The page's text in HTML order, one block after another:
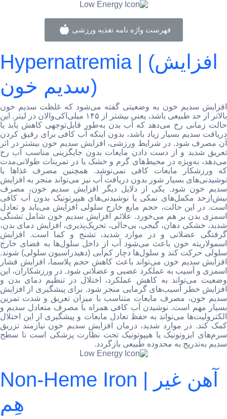
فهرست واژه نامه تغذیه ورزشی
Hypernatremia | (افزایش
سدیم خون)
افزایش سدیم خون به وضعیتی گفته می‌شود که غلظت سدیم خون
بالاتر از حد طبیعی باشد، یعنی بیشتر از ۱۴۵ میلی‌اکی‌والان در لیتر. این
حالت زمانی رخ می‌دهد که آب بدن به‌طور قابل‌توجهی کاهش یابد یا
دریافت سدیم بسیار زیاد باشد، بدون اینکه آب کافی برای رقیق کردن
آن مصرف شود. در شرایط ورزشی، افزایش سدیم خون بیشتر در اثر
تعریق شدید و از دست دادن مایعات بدون جایگزینی مناسب آب رخ
می‌دهد، به‌ویژه در محیط‌های گرم و خشک یا در تمرینات طولانی‌مدت
که ورزشکار مایعات کافی نمی‌نوشد. همچنین مصرف غذاها یا
نوشیدنی‌های بسیار شور بدون دریافت آب نیز می‌تواند منجر به افزایش
سدیم خون شود. یکی از دلایل دیگر افزایش سدیم خون، مصرف
بیش‌ازحد مکمل‌های نمکی یا نوشیدنی‌های هیپرتونیک بدون آب کافی
است. در این حالت، حجم مایع خارج سلولی افزایش می‌یابد و تعادل
اسمزی بدن بر هم می‌خورد. علائم افزایش سدیم خون شامل تشنگی
شدید، خشکی دهان، گیجی، بی‌حالی، تحریک‌پذیری، افزایش دمای بدن،
گرفتگی عضلانی و در موارد شدید، تشنج و کما است. افزایش
اسمولاریته خون باعث می‌شود آب از داخل سلول‌ها به فضای خارج
سلولی حرکت کند و سلول‌ها دچار کم‌آبی (دهیدراسیون سلولی) شوند.
افزایش سدیم خون می‌تواند باعث کاهش حجم پلاسما، افزایش فشار
اسمزی و آسیب به عملکرد عصبی و عضلانی شود. در ورزشکاران، این
وضعیت می‌تواند به کاهش عملکرد، اختلال در تنظیم دمای بدن و
افزایش خطر آسیب‌های گرمایی منجر شود. برای پیشگیری از افزایش
سدیم خون، مصرف مایعات متناسب با میزان تعریق و شدت تمرین
بسیار مهم است. نوشیدن آب کافی همراه با مصرف متعادل سدیم و
الکترولیت‌ها می‌تواند به حفظ تعادل مایعات و پیشگیری از این اختلال
کمک کند. در موارد شدید، درمان افزایش سدیم خون نیازمند تزریق
سرم‌های ایزوتونیک یا هیپوتونیک تحت نظارت پزشکی است تا سطح
سدیم به‌تدریج به محدوده طبیعی بازگردد.
Non-Heme Iron | آهن غیر
هِم